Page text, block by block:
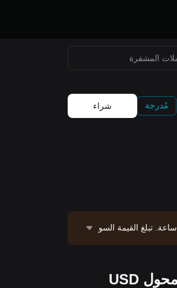
مُدرجة شراء
تُوفِّر Bitget التداول الفوري لـ Starknet من خلال زوج التداول STRK/USDT. السعر الحالي لـ STRK/USDT هو 0.02524، بحجم تداول يبلغ $27,907.05 خلال 24 ساعة. تبلغ القيمة السو